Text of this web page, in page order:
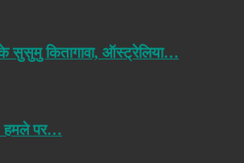
के सुसुमु कितागावा, ऑस्ट्रेलिया…
हमले पर…